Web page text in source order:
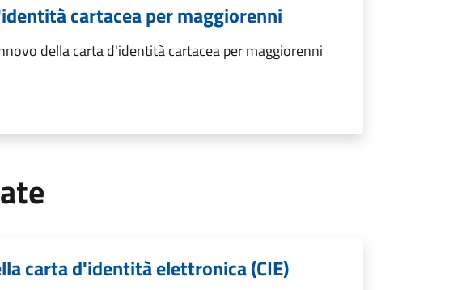
cartacea per maggiorenni
della carta d'identità cartacea per maggiorenni
carta d'identità elettronica (CIE)